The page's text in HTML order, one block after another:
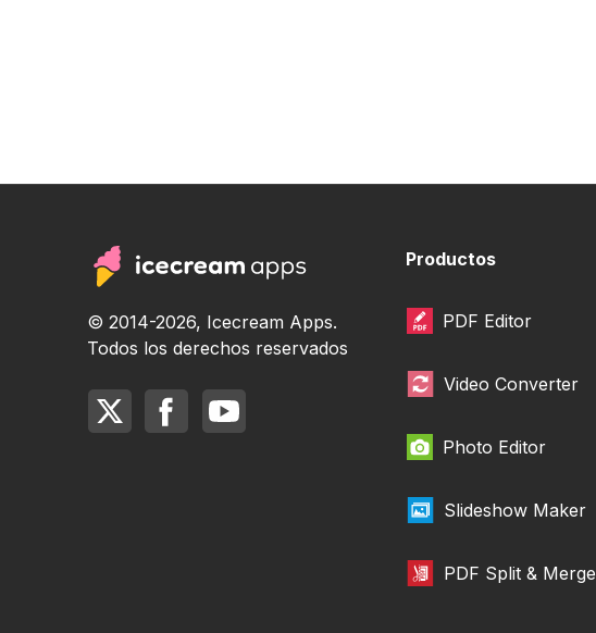
© 2014-2026, Icecream Apps.
Todos los derechos reservados
Productos
PDF Editor
Video Converter
Photo Editor
Slideshow Maker
PDF Split & Merge